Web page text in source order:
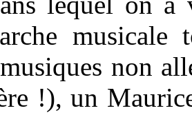
musicale
non
!), un